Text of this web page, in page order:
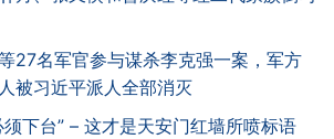
27名军官参与谋杀李克强一案，军方
被习近平派人全部消灭
下台” – 这才是天安门红墙所喷标语